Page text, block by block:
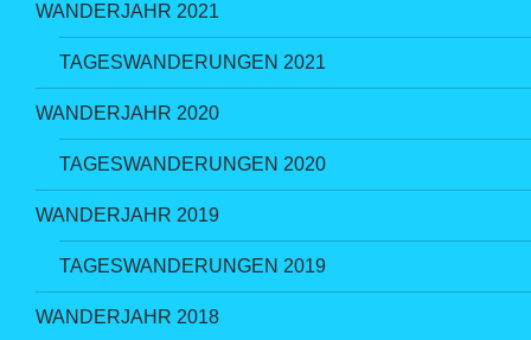
WANDERJAHR 2021
TAGESWANDERUNGEN 2021
WANDERJAHR 2020
TAGESWANDERUNGEN 2020
WANDERJAHR 2019
TAGESWANDERUNGEN 2019
WANDERJAHR 2018